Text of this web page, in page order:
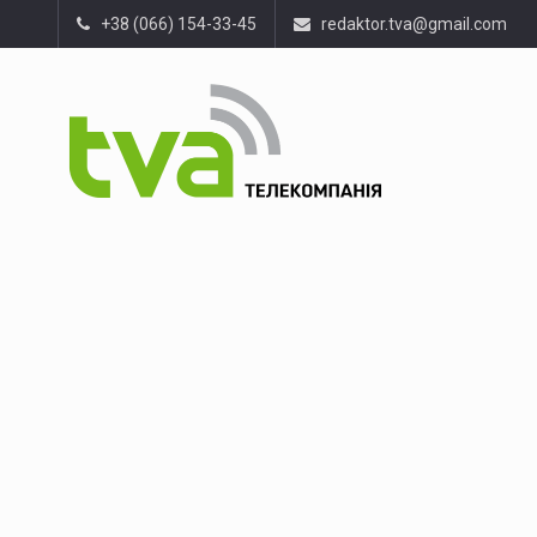
+38 (066) 154-33-45 redaktor.tva@gmail.com